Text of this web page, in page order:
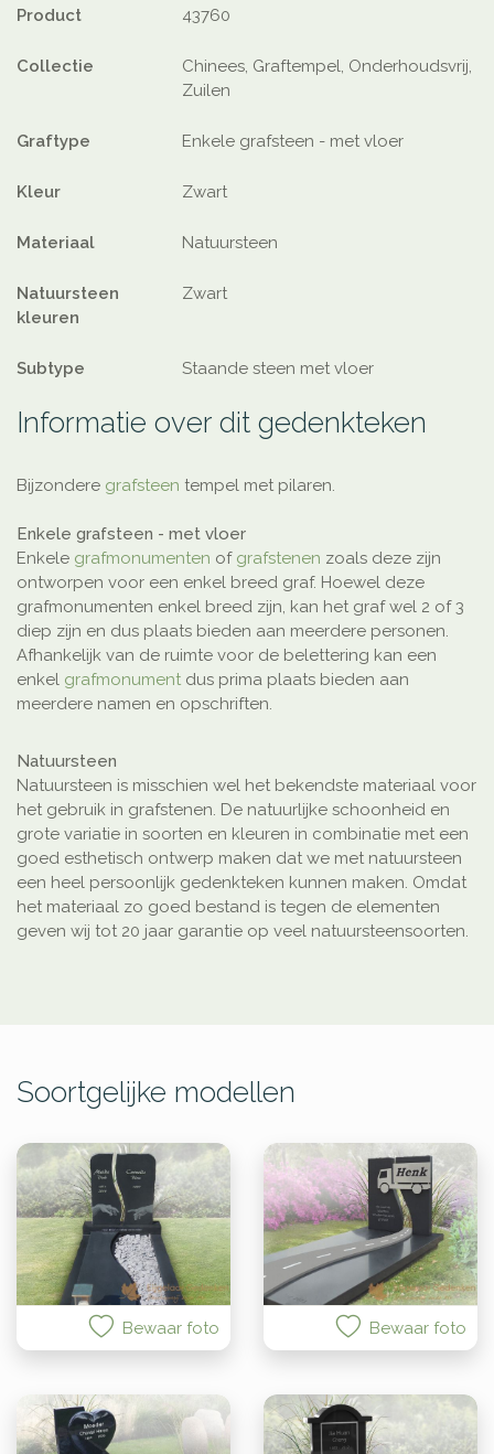
Product 43760
Collectie
Chinees, Graftempel, Onderhoudsvrij,
Zuilen
Graftype Enkele grafsteen - met vloer
Kleur Zwart
Materiaal Natuursteen
Natuursteen
kleuren
Zwart
Subtype Staande steen met vloer
Informatie over dit gedenkteken
Bijzondere grafsteen tempel met pilaren.
Enkele grafsteen - met vloer
Enkele grafmonumenten of grafstenen zoals deze zijn
ontworpen voor een enkel breed graf. Hoewel deze
grafmonumenten enkel breed zijn, kan het graf wel 2 of 3
diep zijn en dus plaats bieden aan meerdere personen.
Afhankelijk van de ruimte voor de belettering kan een
enkel grafmonument dus prima plaats bieden aan
meerdere namen en opschriften.
Natuursteen
Natuursteen is misschien wel het bekendste materiaal voor
het gebruik in grafstenen. De natuurlijke schoonheid en
grote variatie in soorten en kleuren in combinatie met een
goed esthetisch ontwerp maken dat we met natuursteen
een heel persoonlijk gedenkteken kunnen maken. Omdat
het materiaal zo goed bestand is tegen de elementen
geven wij tot 20 jaar garantie op veel natuursteensoorten.
Soortgelijke modellen
Bewaar foto Bewaar foto